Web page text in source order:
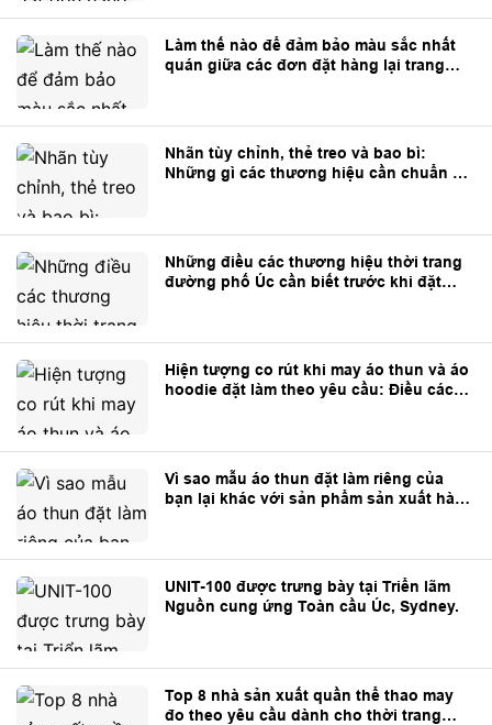
Làm thế nào để đảm bảo màu sắc nhất
quán giữa các đơn đặt hàng lại trang
Nhãn tùy chỉnh, thẻ treo và bao bì:
Những gì các thương hiệu cần chuẩn bị
Những điều các thương hiệu thời trang
đường phố Úc cần biết trước khi đặt
Hiện tượng co rút khi may áo thun và áo
hoodie đặt làm theo yêu cầu: Điều các
Vì sao mẫu áo thun đặt làm riêng của
bạn lại khác với sản phẩm sản xuất hàng
UNIT-100 được trưng bày tại Triển lãm
Nguồn cung ứng Toàn cầu Úc, Sydney.
Top 8 nhà sản xuất quần thể thao may
đo theo yêu cầu dành cho thời trang